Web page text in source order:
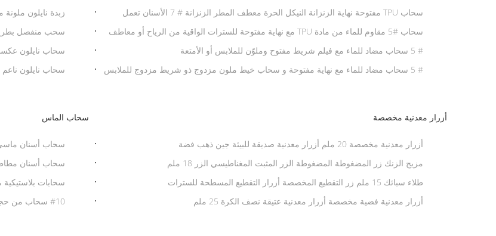
زبدة نايلون
سحب منفصل
سحاب نايلون
سحاب نايلون ناعم # 8 # 10 السحاب المفتوح
سحاب TPU مفتوحة نهاية الزنزانة النيكل الحرة معطف المطر الزنزانة # 7 الأسنان تعمل
بسلاسة
سحاب #5 مقاوم للماء من مادة TPU مع نهاية مفتوحة للسترات الواقية من الرياح أو معاطف
# 5 سحاب مضاد للماء مع فيلم شريط مفتوح وملوّن للملابس أو الأمتعة
# 5 سحاب مضاد للماء مع نهاية مفتوحة و سحاب خيط ملون مزدوج ذو شريط مزدوج للملابس
سحاب الماس
سحاب أسنان ماسي
سحاب أسنان مطاطي رقم 10 مع ذيل ماسي صغير
سحابات
#10 سحاب من حجر الراين مصقول مفتوح النهاية من البلاستيك بسحاب ماسي للملابس
أزرار معدنية مخصصة
أزرار معدنية مخصصة 20 ملم أزرار معدنية صديقة للبيئة جين ذهب فضة
مزيج الزنك زر المضغوطة المضغوطة الزر المثبت المغناطيسي الزر 18 ملم
طلاء سبائك 15 ملم زر التقطيع المخصصة أزرار التقطيع المسطحة للسترات
أزرار معدنية فضية مخصصة أزرار معدنية عتيقة نصف الكرة 25 ملم